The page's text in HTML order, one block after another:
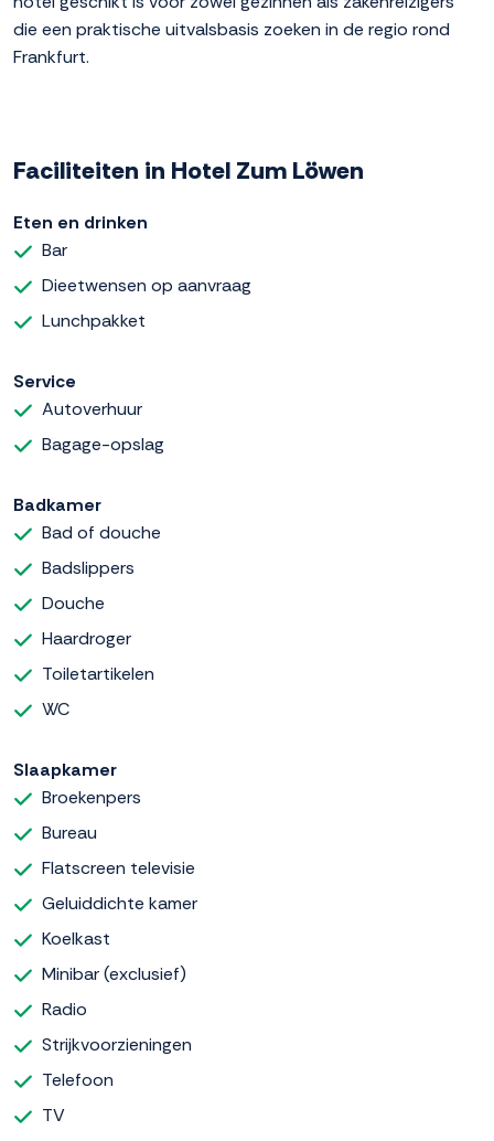
die een praktische uitvalsbasis zoeken in de regio rond
Frankfurt.
Faciliteiten in Hotel Zum Löwen
Eten en drinken
Bar
Dieetwensen op aanvraag
Lunchpakket
Service
Autoverhuur
Bagage-opslag
Badkamer
Bad of douche
Badslippers
Douche
Haardroger
Toiletartikelen
WC
Slaapkamer
Broekenpers
Bureau
Flatscreen televisie
Geluiddichte kamer
Koelkast
Minibar (exclusief)
Radio
Strijkvoorzieningen
Telefoon
TV